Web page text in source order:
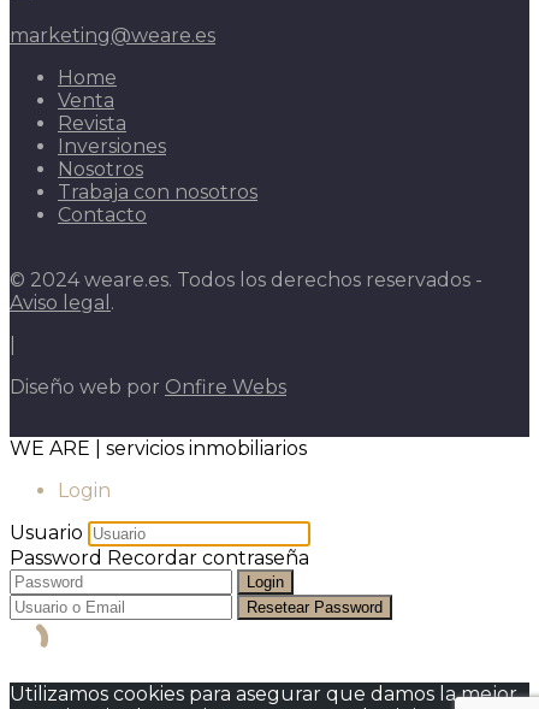
marketing@weare.es
Home
Venta
Revista
Inversiones
Nosotros
Trabaja con nosotros
Contacto
© 2024 weare.es. Todos los derechos reservados -
Aviso legal .
Diseño web por Onfire Webs
WE ARE | servicios inmobiliarios
Login
Usuario
Password Recordar contraseña
Login
Resetear Password
Utilizamos cookies para asegurar que damos la mejor